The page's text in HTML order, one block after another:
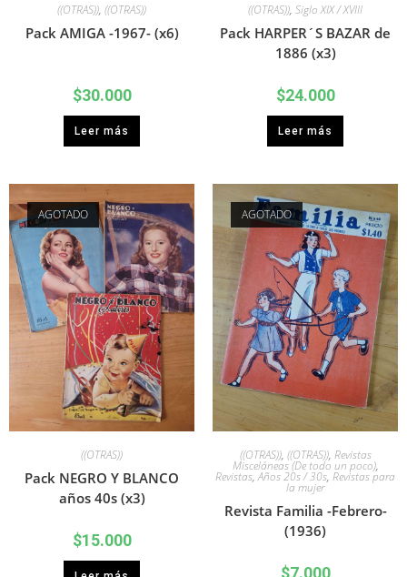
((OTRAS)), ((OTRAS))
Pack AMIGA -1967- (x6)
$30.000
Leer más
((OTRAS)), Siglo XIX / XVIII
Pack HARPER´S BAZAR de
1886 (x3)
$24.000
Leer más
AGOTADO
((OTRAS))
Pack NEGRO Y BLANCO
años 40s (x3)
$15.000
AGOTADO
((OTRAS)), ((OTRAS)), Revistas
Misceláneas (De todo un poco),
Revistas,Años 20s / 30s, Revistas para
la mujer
Revista Familia -Febrero-
(1936)